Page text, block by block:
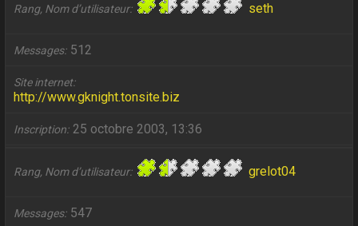
Rang, Nom d’utilisateur seth
Messages 512
Site internet
http://www.gknight.tonsite.biz
Inscription 25 octobre 2003, 13:36
Rang, Nom d’utilisateur grelot04
Messages 547